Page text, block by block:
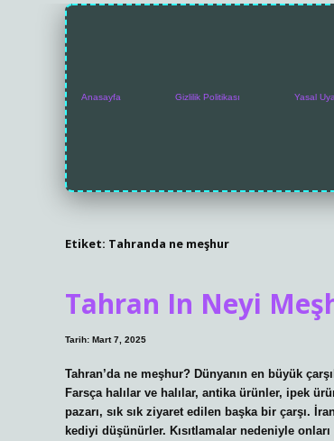
Anasayfa Gizlilik Politikası Yasal
Etiket: Tahranda ne meşhur
Tahran In Neyi
Tarih: Mart 7, 2025
Tahran’da ne meşhur? Dünyanın en büyük
Farsça halılar ve halılar, antika ürünler, ipek
pazarı, sık sık ziyaret edilen başka bir çarşı.
kediyi düşünürler. Kısıtlamalar nedeniyle